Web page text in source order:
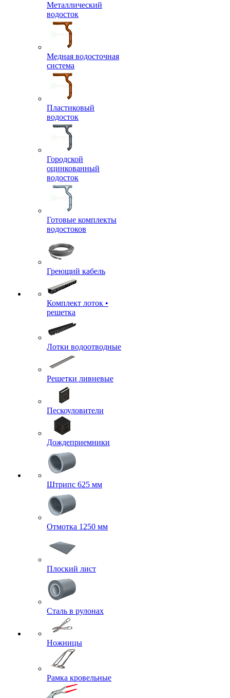
Металлический
водосток
Медная водосточная
система
Пластиковый
водосток
Городской
оцинкованный
водосток
Готовые комплекты
водостоков
Греющий кабель
Комплект лоток •
решетка
Лотки водоотводные
Решетки ливневые
Пескоуловители
Дождеприемники
Штрипс 625 мм
Отмотка 1250 мм
Плоский лист
Сталь в рулонах
Ножницы
Рамка кровельные